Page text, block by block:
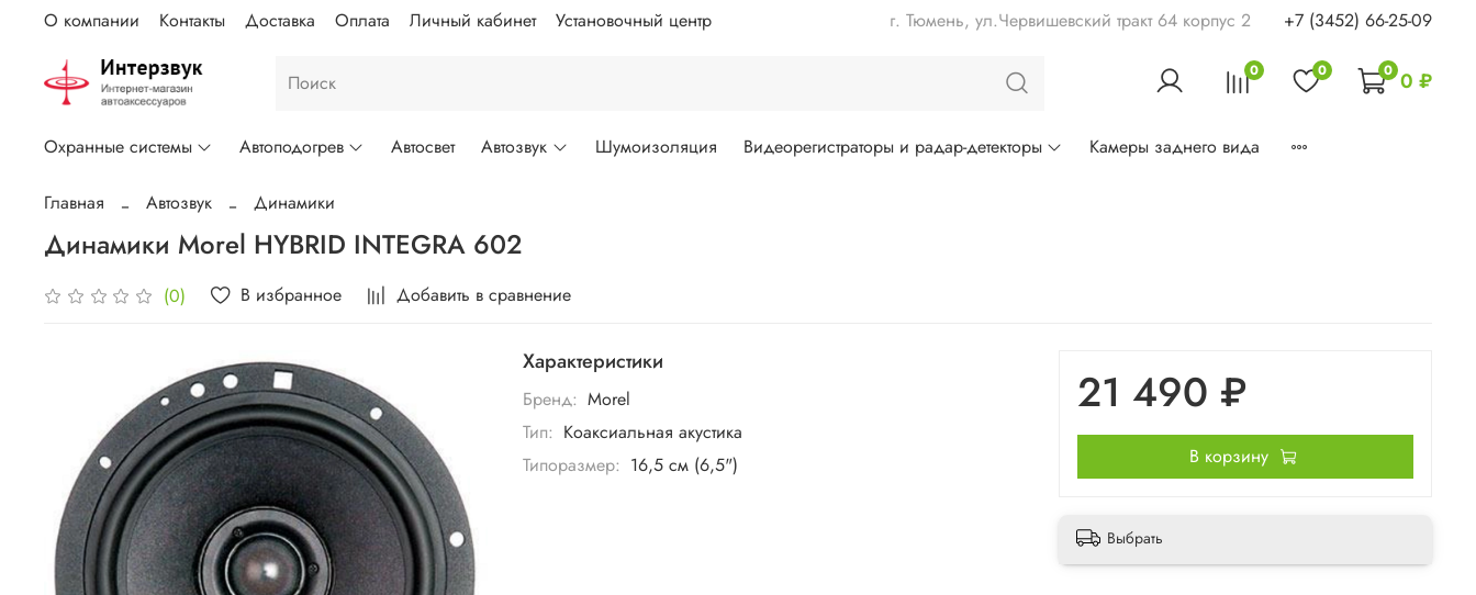
О компании Контакты Доставка Оплата Личный кабинет Установочный центр г. Тюмень, ул.Червишевский тракт 64 корпус 2 +7 (3452) 66-25-09
0 0 0 0 ₽
Охранные системы Автоподогрев Автосвет Автозвук Шумоизоляция Видеорегистраторы и радар-детекторы Камеры заднего вида
Главная Автозвук Динамики
Динамики Morel HYBRID INTEGRA 602
(0) В избранное Добавить в сравнение
Характеристики
Бренд: Morel
Тип: Коаксиальная акустика
Типоразмер: 16,5 см (6,5")
21 490 ₽
В корзину
Выбрать